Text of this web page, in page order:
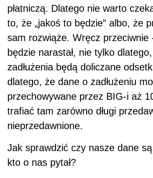
płatniczą. Dlatego nie warto
to, że „jakoś to będzie” albo, że
sam rozwiąże. Wręcz przeciwnie
będzie narastał, nie tylko
zadłużenia będą doliczane
dlatego, że dane o zadłużeniu
przechowywane przez BIG-i aż
trafiać tam zarówno długi
nieprzedawnione.
Jak sprawdzić czy nasze dane
kto o nas pytał?